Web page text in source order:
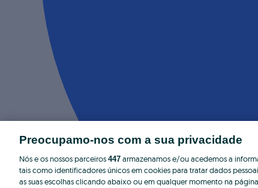
Preocupamo-nos com a sua privacidade
Nós e os nossos parceiros 447 armazenamos e/ou acedemos a
tais como identificadores únicos em cookies para tratar dados
as suas escolhas clicando abaixo ou em qualquer momento na